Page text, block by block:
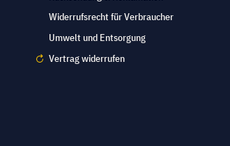
Widerrufsrecht für Verbraucher
Umwelt und Entsorgung
Vertrag widerrufen